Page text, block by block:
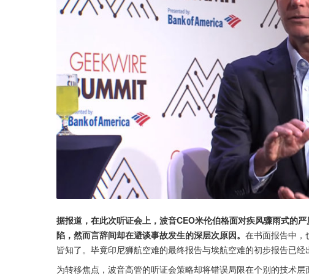
据报道，在此次听证会上，波音CEO米伦伯格面对疾风骤雨式的
陷，然而言辞间却在避谈事故发生的深层次原因。 在书面报告中，
皆知了。毕竟印尼狮航空难的最终报告与埃航空难的初步报告已经
为转移焦点，波音高管的听证会策略却将错误局限在个别的技术